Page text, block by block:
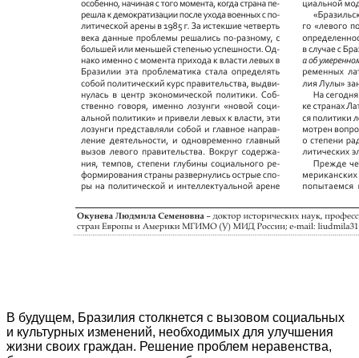
В будущем, Бразилия столкнется с вызовом социальных
и культурных изменений, необходимых для улучшения
жизни своих граждан. Решение проблем неравенства,